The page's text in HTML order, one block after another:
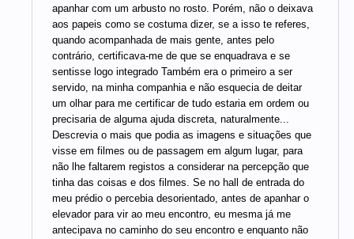
apanhar com um arbusto no rosto. Porém, não o deixava
aos papeis como se costuma dizer, se a isso te referes,
quando acompanhada de mais gente, antes pelo
contrário, certificava-me de que se enquadrava e se
sentisse logo integrado Também era o primeiro a ser
servido, na minha companhia e não esquecia de deitar
um olhar para me certificar de tudo estaria em ordem ou
precisaria de alguma ajuda discreta, naturalmente...
Descrevia o mais que podia as imagens e situações que
visse em filmes ou de passagem em algum lugar, para
não lhe faltarem registos a considerar na percepção que
tinha das coisas e dos filmes. Se no hall de entrada do
meu prédio o percebia desorientado, antes de apanhar o
elevador para vir ao meu encontro, eu mesma já me
antecipava no caminho do seu encontro e enquanto não